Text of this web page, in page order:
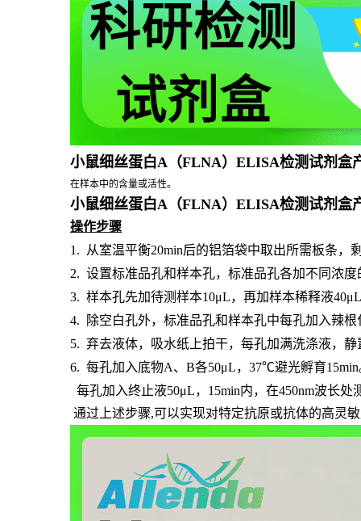
小鼠细丝蛋白A（FLNA）ELISA检测试剂盒
在样本中的含量或活性。
小鼠细丝蛋白A（FLNA）ELISA检测试剂盒
操作步骤
1.
从室温平衡20min后的铝箔袋中取出所需板条
2. 设置标准品孔和样本孔，标准品孔各加不同浓度
3. 样本孔先加待测样本10μL，再加样本稀释液
4.
除空白孔外，标准品孔和样本孔中每孔加入辣根
5. 弃去液体，吸水纸上拍干，每孔加满洗涤液，静
6. 每孔加入底物A、B各50μL，37℃避光孵育15min
每孔加入终止液50μL，15min内，在450nm波长处
通过上述步骤,可以实现对特定抗原或抗体的高灵